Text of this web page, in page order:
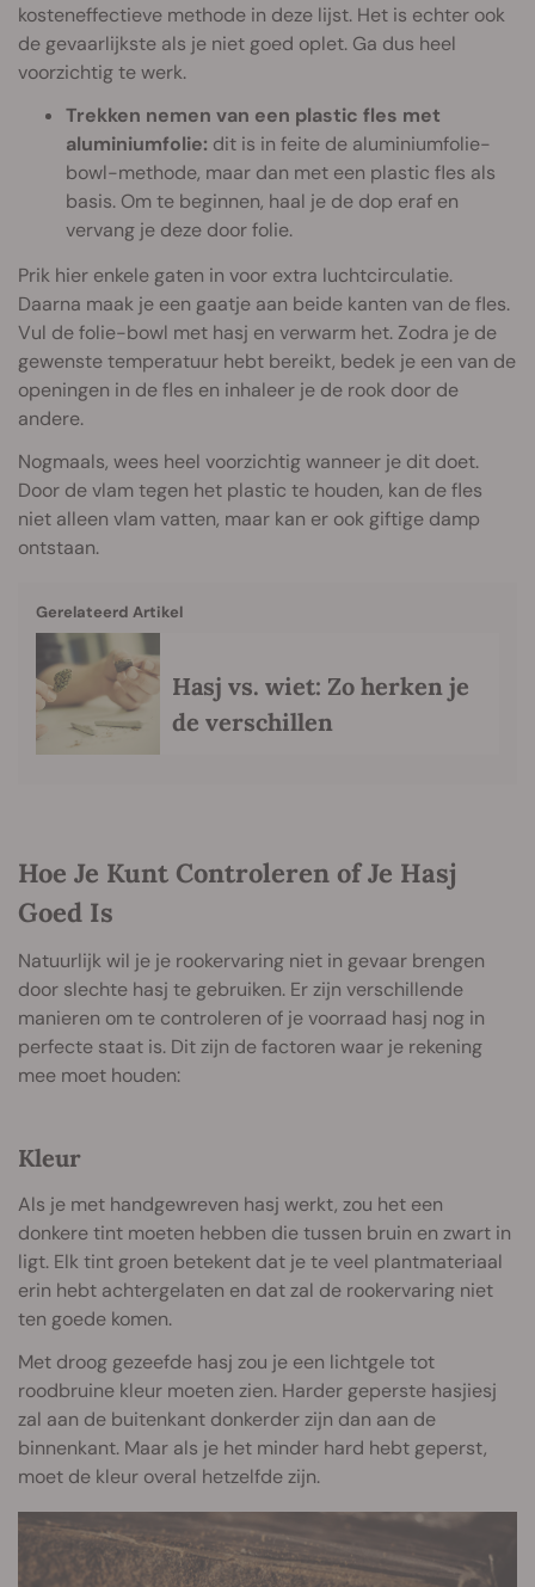
kosteneffectieve methode in deze lijst. Het is echter ook
de gevaarlijkste als je niet goed oplet. Ga dus heel
voorzichtig te werk.
Trekken nemen van een plastic fles met
aluminiumfolie: dit is in feite de aluminiumfolie-
bowl-methode, maar dan met een plastic fles als
basis. Om te beginnen, haal je de dop eraf en
vervang je deze door folie.
Prik hier enkele gaten in voor extra luchtcirculatie.
Daarna maak je een gaatje aan beide kanten van de fles.
Vul de folie-bowl met hasj en verwarm het. Zodra je de
gewenste temperatuur hebt bereikt, bedek je een van de
openingen in de fles en inhaleer je de rook door de
andere.
Nogmaals, wees heel voorzichtig wanneer je dit doet.
Door de vlam tegen het plastic te houden, kan de fles
niet alleen vlam vatten, maar kan er ook giftige damp
ontstaan.
Gerelateerd Artikel
Hasj vs. wiet: Zo herken je
de verschillen
Hoe Je Kunt Controleren of Je Hasj
Goed Is
Natuurlijk wil je je rookervaring niet in gevaar brengen
door slechte hasj te gebruiken. Er zijn verschillende
manieren om te controleren of je voorraad hasj nog in
perfecte staat is. Dit zijn de factoren waar je rekening
mee moet houden:
Kleur
Als je met handgewreven hasj werkt, zou het een
donkere tint moeten hebben die tussen bruin en zwart in
ligt. Elk tint groen betekent dat je te veel plantmateriaal
erin hebt achtergelaten en dat zal de rookervaring niet
ten goede komen.
Met droog gezeefde hasj zou je een lichtgele tot
roodbruine kleur moeten zien. Harder geperste hasjiesj
zal aan de buitenkant donkerder zijn dan aan de
binnenkant. Maar als je het minder hard hebt geperst,
moet de kleur overal hetzelfde zijn.